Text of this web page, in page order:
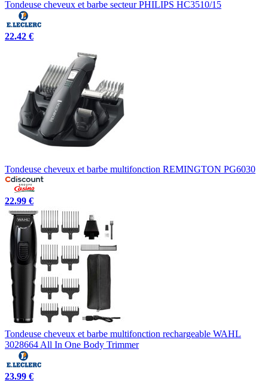
Tondeuse cheveux et barbe secteur PHILIPS HC3510/15
22.42 €
Tondeuse cheveux et barbe multifonction REMINGTON PG6030
22.99 €
Tondeuse cheveux et barbe multifonction rechargeable WAHL
3028664 All In One Body Trimmer
23.99 €